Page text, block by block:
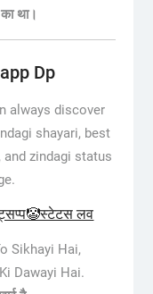
था।
Dp
always discover
shayari, best
zindagi status
लव
Sikhayi Hai,
Dawayi Hai.